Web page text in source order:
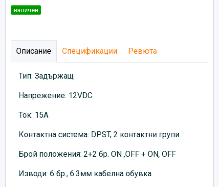
наличен
Описание Спецификации Ревюта
Тип: Задържащ
Напрежение: 12VDC
Ток: 15A
Контактна система: DPST, 2 контактни групи
Брой положения: 2+2 бр. ON ,OFF + ON, OFF
Изводи: 6 бр., 6.3мм кабелна обувка